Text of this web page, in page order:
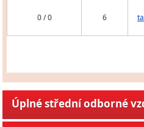
0 / 0 6
Úplné střední odborné